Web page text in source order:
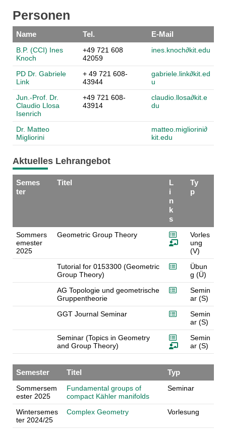
Personen
Name Tel. E-Mail
B.P. (CCI) Ines
Knoch
+49 721 608
42059
ines.knoch∂kit.edu
PD Dr. Gabriele
Link
+ 49 721 608-
43944
gabriele.link∂kit.ed
u
Jun.-Prof. Dr.
Claudio Llosa
Isenrich
+49 721 608-
43914
claudio.llosa∂kit.e
du
Dr. Matteo
Migliorini
matteo.migliorini∂
kit. edu
Aktuelles Lehrangebot
Semes
ter
Titel
L
i
n
k
s
Ty
p
Sommers
emester
2025
Geometric Group Theory
Vorles
ung
(V)
Tutorial for 0153300 (Geometric
Group Theory)
Übun
g (Ü)
AG Topologie und geometrische
Gruppentheorie
Semin
ar (S)
GGT Journal Seminar
Semin
ar (S)
Seminar (Topics in Geometry
and Group Theory)
Semin
ar (S)
Semester Titel Typ
Sommersem
ester 2025
Fundamental groups of
compact Kähler manifolds
Seminar
Wintersemes
ter 2024/25
Complex Geometry Vorlesung